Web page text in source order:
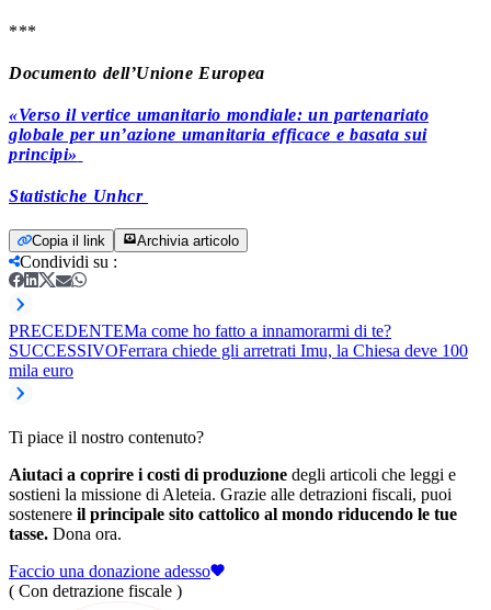
***
Documento dell’Unione Europea
«Verso il vertice umanitario mondiale: un partenariato
globale per un’azione umanitaria efficace e basata sui
principi»
Statistiche Unhcr
Copia il link Archivia articolo
Condividi su :
PRECEDENTEMa come ho fatto a innamorarmi di te?
SUCCESSIVOFerrara chiede gli arretrati Imu, la Chiesa deve 100
mila euro
Ti piace il nostro contenuto?
Aiutaci a coprire i costi di produzione degli articoli che leggi e
sostieni la missione di Aleteia. Grazie alle detrazioni fiscali, puoi
sostenere il principale sito cattolico al mondo riducendo le tue
tasse. Dona ora.
Faccio una donazione adesso
( Con detrazione fiscale )